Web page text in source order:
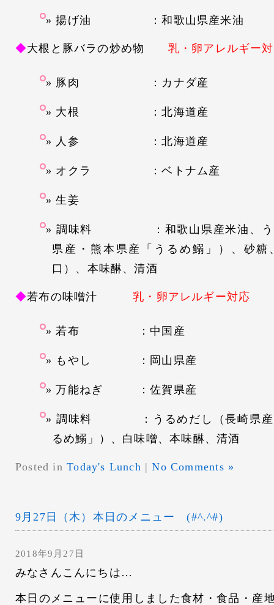
揚げ油 ：和歌山県産米油
◆大根と豚バラの炒め物 乳・卵アレルギー
豚肉 ：カナダ産
大根 ：北海道産
人参 ：北海道産
オクラ ：ベトナム産
生姜
調味料 ：和歌山県産米油、うる
県産・熊本県産「うるめ鰯」）、砂糖
口）、本味醂、清酒
◆若布の味噌汁 乳・卵アレルギー対応
若布 ：中国産
もやし ：岡山県産
万能ねぎ ：佐賀県産
調味料 ：うるめだし（長崎県産
るめ鰯」）、白味噌、本味醂、清酒
Posted inToday's Lunch |No Comments »
9月27日（木）本日のメニュー (#^.^#)
2018年9月27日
みなさんこんにちは…
本日のメニューに使用しました食材・食品・産